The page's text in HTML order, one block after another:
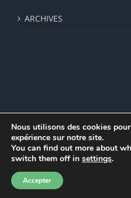
ARCHIVES
© Institut de recherche de la
Mentions légales|
Nous utilisons des cookies
expérience sur notre site.
You can find out more about
switch them off in settings.
Accepter